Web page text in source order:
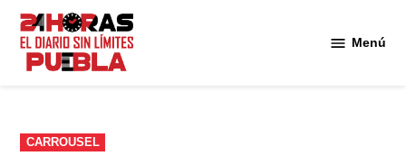
Saltar
contenido
Menú
PUBLICADO
EN
CARROUSEL